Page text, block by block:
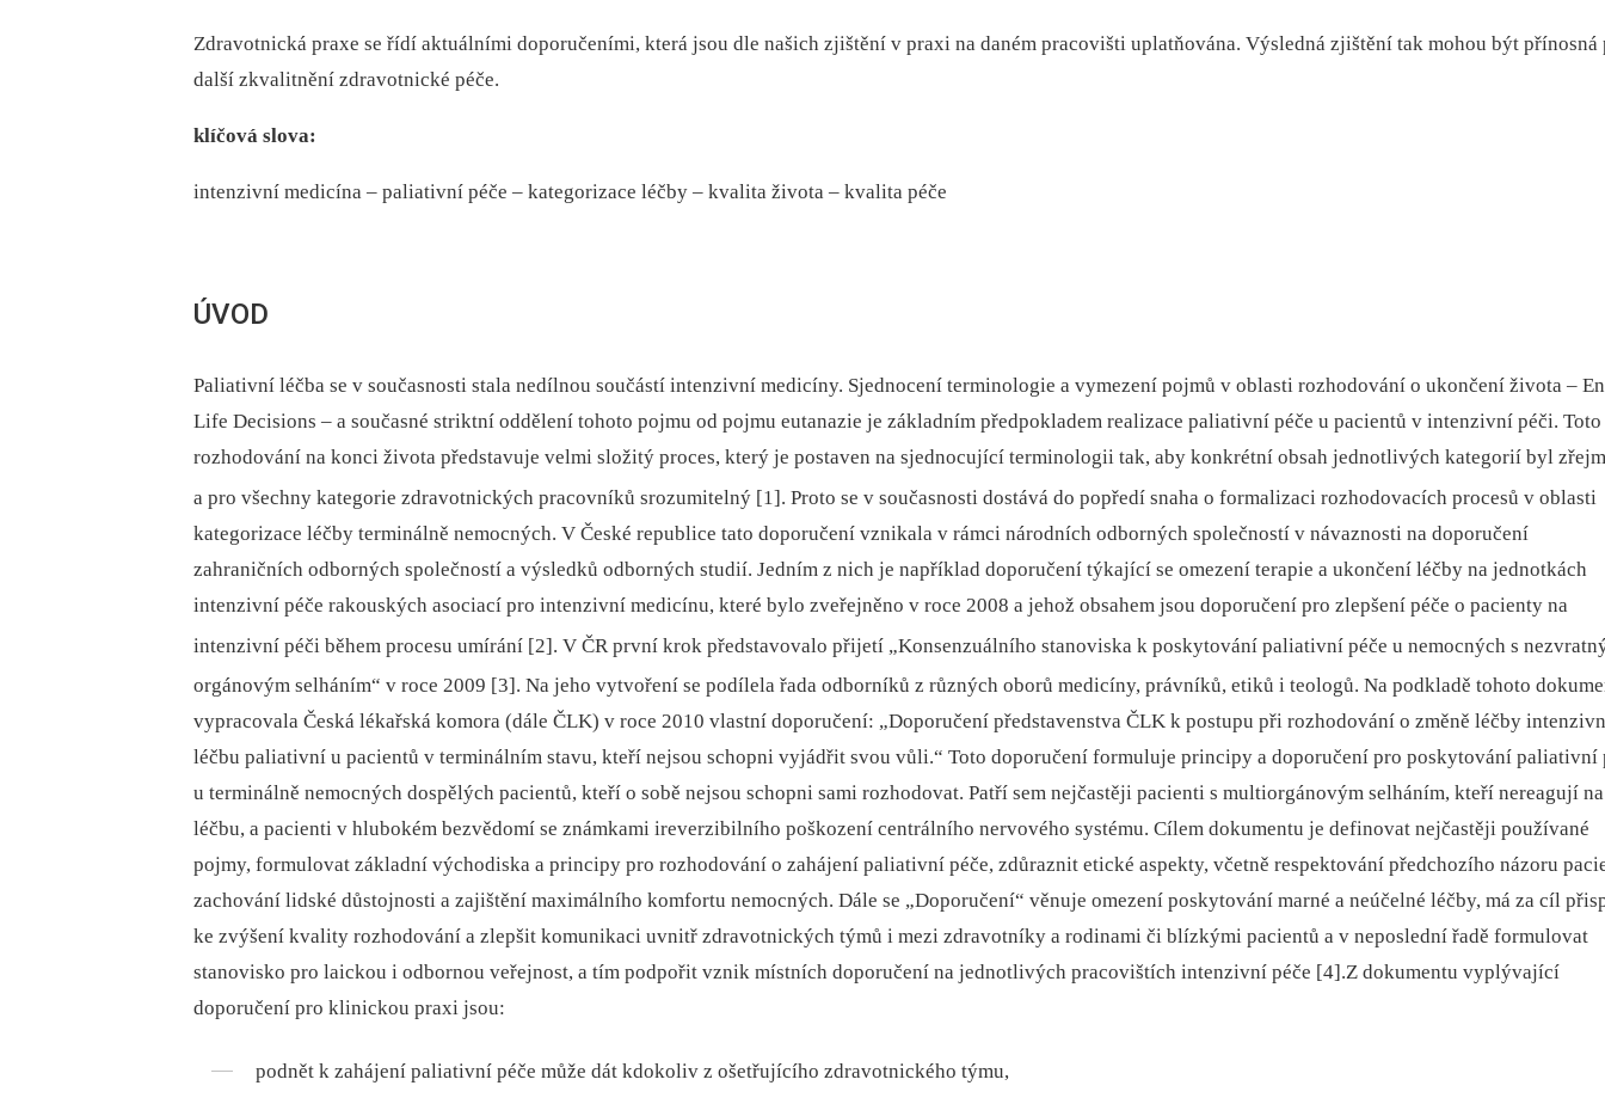
Zdravotnická praxe se řídí aktuálními doporučeními, která jsou dle našich zjištění v praxi na daném pracovišti uplatňována. Výsledná zjištění tak mohou být přínosná
další zkvalitnění zdravotnické péče.
klíčová slova:
intenzivní medicína –⁠ paliativní péče –⁠ kategorizace léčby –⁠ kvalita života –⁠ kvalita péče
ÚVOD
Paliativní léčba se v současnosti stala nedílnou součástí intenzivní medicíny. Sjednocení terminologie a vymezení pojmů v oblasti rozhodování o ukončení života –⁠
Life Decisions –⁠ a současné striktní oddělení tohoto pojmu od pojmu eutanazie je základním předpokladem realizace paliativní péče u pacientů v intenzivní péči. Toto
rozhodování na konci života představuje velmi složitý proces, který je postaven na sjednocující terminologii tak, aby konkrétní obsah jednotlivých kategorií byl
a pro všechny kategorie zdravotnických pracovníků srozumitelný [1]. Proto se v současnosti dostává do popředí snaha o formalizaci rozhodovacích procesů v oblasti
kategorizace léčby terminálně nemocných. V České republice tato doporučení vznikala v rámci národních odborných společností v návaznosti na doporučení
zahraničních odborných společností a výsledků odborných studií. Jedním z nich je například doporučení týkající se omezení terapie a ukončení léčby na jednotkách
intenzivní péče rakouských asociací pro intenzivní medicínu, které bylo zveřejněno v roce 2008 a jehož obsahem jsou doporučení pro zlepšení péče o pacienty na
intenzivní péči během procesu umírání [2]. V ČR první krok představovalo přijetí „Konsenzuálního stanoviska k poskytování paliativní péče u nemocných s
orgánovým selháním“ v roce 2009 [3]. Na jeho vytvoření se podílela řada odborníků z různých oborů medicíny, právníků, etiků i teologů. Na podkladě tohoto
vypracovala Česká lékařská komora (dále ČLK) v roce 2010 vlastní doporučení: „Doporučení představenstva ČLK k postupu při rozhodování o změně léčby
léčbu paliativní u pacientů v terminálním stavu, kteří nejsou schopni vyjádřit svou vůli.“ Toto doporučení formuluje principy a doporučení pro poskytování paliativní
u terminálně nemocných dospělých pacientů, kteří o sobě nejsou schopni sami rozhodovat. Patří sem nejčastěji pacienti s multiorgánovým selháním, kteří nereagují na
léčbu, a pacienti v hlubokém bezvědomí se známkami ireverzibilního poškození centrálního nervového systému. Cílem dokumentu je definovat nejčastěji používané
pojmy, formulovat základní východiska a principy pro rozhodování o zahájení paliativní péče, zdůraznit etické aspekty, včetně respektování předchozího názoru
zachování lidské důstojnosti a zajištění maximálního komfortu nemocných. Dále se „Doporučení“ věnuje omezení poskytování marné a neúčelné léčby, má za cíl
ke zvýšení kvality rozhodování a zlepšit komunikaci uvnitř zdravotnických týmů i mezi zdravotníky a rodinami či blízkými pacientů a v neposlední řadě formulovat
stanovisko pro laickou i odbornou veřejnost, a tím podpořit vznik místních doporučení na jednotlivých pracovištích intenzivní péče [4].Z dokumentu vyplývající
doporučení pro klinickou praxi jsou:
podnět k zahájení paliativní péče může dát kdokoliv z ošetřujícího zdravotnického týmu,